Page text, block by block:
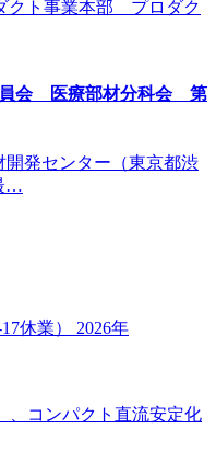
クト事業本部 プロダク
員会 医療部材分科会 第
発センター（東京都渋
…
休業） 2026年
、コンパクト直流安定化